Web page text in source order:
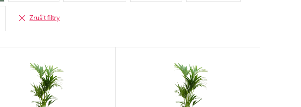
Zrušit filtry